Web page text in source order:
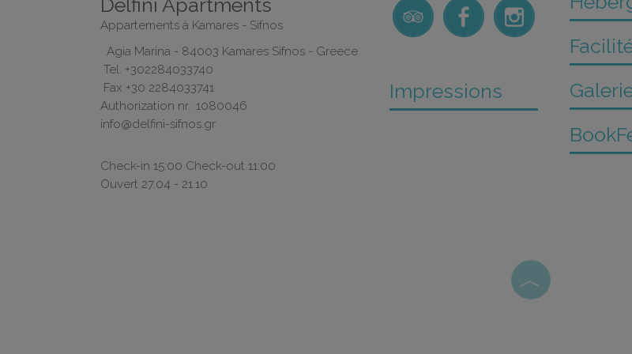
Delfini Apartments
Appartements à Kamares - Sifnos
Agia Marina - 84003 Kamares Sifnos - Greece
Tel. +302284033740
Fax +30 2284033741
Authorization nr.: 1080046
info@delfini-sifnos.gr
Check-in 15:00 Check-out 11:00
Ouvert 27.04 - 21.10
Impressions
︿